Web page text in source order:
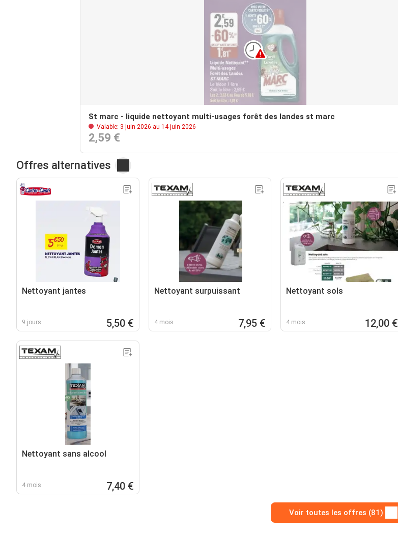
St marc - liquide nettoyant multi-usages forêt des landes st marc
Valable: 3 juin 2026 au 14 juin 2026
2,59 €
Offres alternatives
Nettoyant jantes
9 jours 5,50 €
Nettoyant surpuissant
4 mois 7,95 €
Nettoyant sols
4 mois 12,00 €
Nettoyant sans alcool
4 mois 7,40 €
Voir toutes les offres (81)